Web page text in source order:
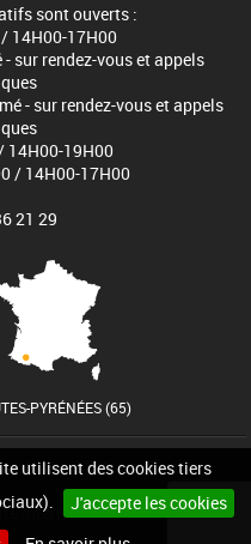
utilisent des cookies tiers
J'accepte les cookies
sont ouverts :
14H00-17H00
sur rendez-vous et appels
- sur rendez-vous et appels
14H00-19H00
/ 14H00-17H00
21 29
PYRÉNÉES (65)
site Mintions légales
internet pour communes